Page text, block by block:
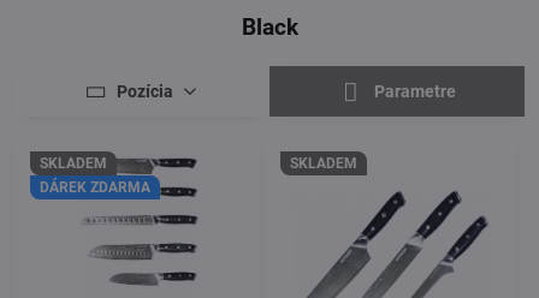
Black
Pozícia Parametre
SKLADEM
DÁREK ZDARMA
SKLADEM